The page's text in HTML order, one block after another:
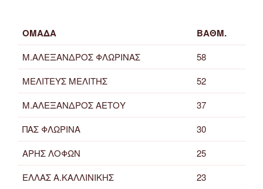
ΟΜΑΔΑ ΒΑΘΜ.
Μ.ΑΛΕΞΑΝΔΡΟΣ ΦΛΩΡΙΝΑΣ
58
ΜΕΛΙΤΕΥΣ ΜΕΛΙΤΗΣ
52
Μ.ΑΛΕΞΑΝΔΡΟΣ ΑΕΤΟΥ
37
ΠΑΣ ΦΛΩΡΙΝΑ
30
ΑΡΗΣ ΛΟΦΩΝ
25
ΕΛΛΑΣ Α.ΚΑΛΛΙΝΙΚΗΣ
23